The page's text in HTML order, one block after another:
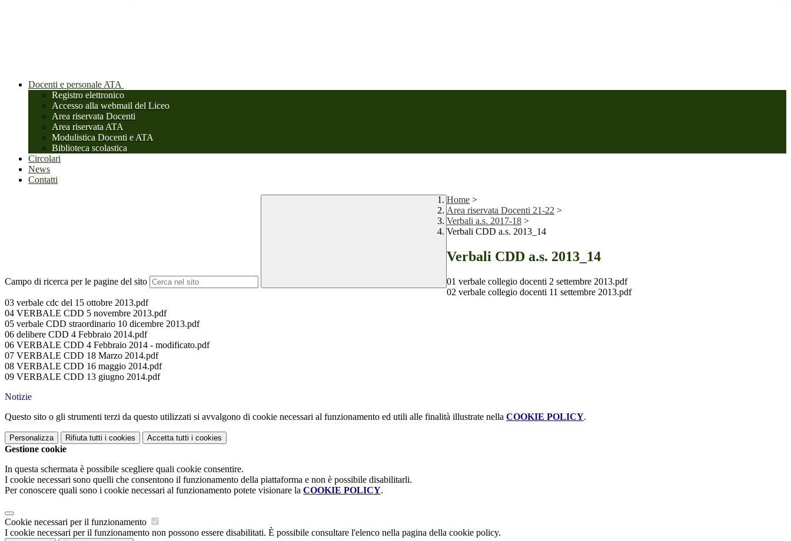
Docenti e personale ATA
Registro elettronico
Accesso alla webmail del Liceo
Area riservata Docenti
Area riservata ATA
Modulistica Docenti e ATA
Biblioteca scolastica
Circolari
News
Contatti
Campo di ricerca per le pagine del sito
Home >
Area riservata Docenti 21-22 >
Verbali a.s. 2017-18 >
Verbali CDD a.s. 2013_14
Verbali CDD a.s. 2013_14
01 verbale collegio docenti 2 settembre 2013.pdf
02 verbale collegio docenti 11 settembre 2013.pdf
03 verbale cdc del 15 ottobre 2013.pdf
04 VERBALE CDD 5 novembre 2013.pdf
05 verbale CDD straordinario 10 dicembre 2013.pdf
06 delibere CDD 4 Febbraio 2014.pdf
06 VERBALE CDD 4 Febbraio 2014 - modificato.pdf
07 VERBALE CDD 18 Marzo 2014.pdf
08 VERBALE CDD 16 maggio 2014.pdf
09 VERBALE CDD 13 giugno 2014.pdf
Notizie
Questo sito o gli strumenti terzi da questo utilizzati si avvalgono di cookie necessari al funzionamento ed utili alle finalità illustrate nella COOKIE POLICY.
Personalizza Rifiuta tutti i cookies Accetta tutti i cookies
Gestione cookie
In questa schermata è possibile scegliere quali cookie consentire.
I cookie necessari sono quelli che consentono il funzionamento della piattaforma e non è possibile disabilitarli.
Per conoscere quali sono i cookie necessari al funzionamento potete visionare la COOKIE POLICY.
Cookie necessari per il funzionamento
I cookie necessari per il funzionamento non possono essere disabilitati. È possibile consultare l'elenco nella pagina della cookie policy.